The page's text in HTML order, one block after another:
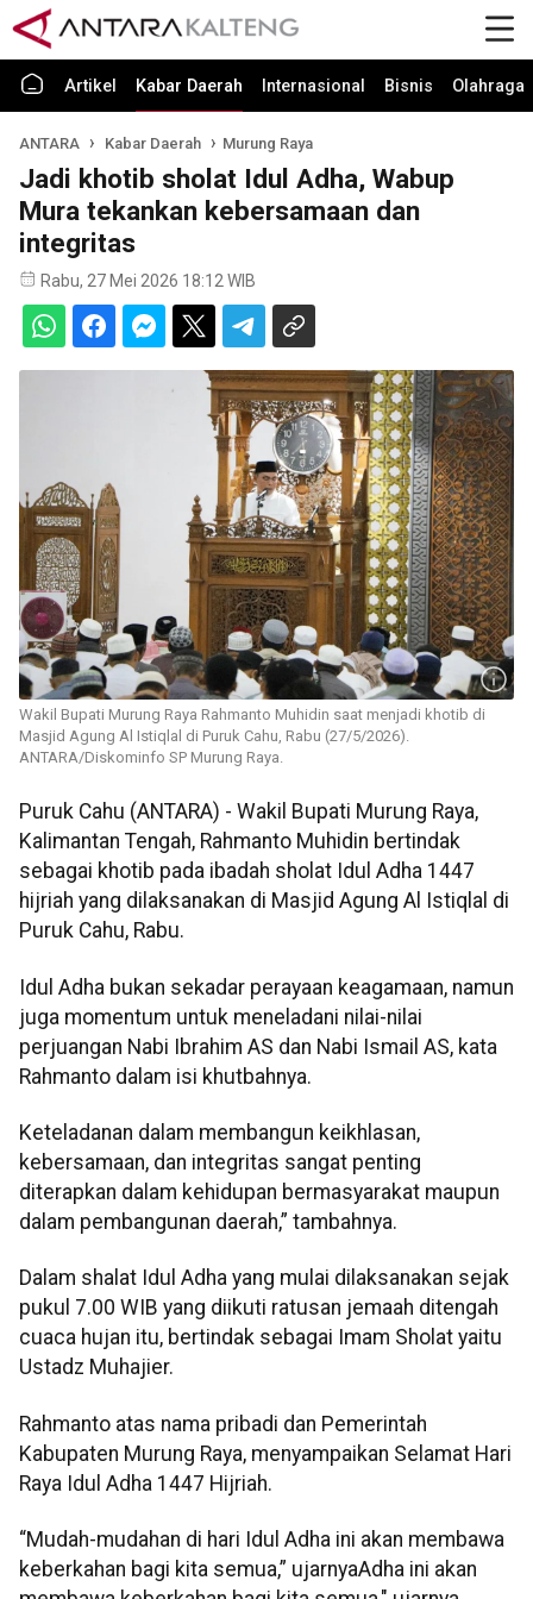
Artikel Kabar Daerah Internasional Bisnis Olahraga
ANTARA Kabar Daerah Murung Raya
Jadi khotib sholat Idul Adha, Wabup
Mura tekankan kebersamaan dan
integritas
Rabu, 27 Mei 2026 18:12 WIB
Wakil Bupati Murung Raya Rahmanto Muhidin saat menjadi khotib di
Masjid Agung Al Istiqlal di Puruk Cahu, Rabu (27/5/2026).
ANTARA/Diskominfo SP Murung Raya.
Puruk Cahu (ANTARA) - Wakil Bupati Murung Raya,
Kalimantan Tengah, Rahmanto Muhidin bertindak
sebagai khotib pada ibadah sholat Idul Adha 1447
hijriah yang dilaksanakan di Masjid Agung Al Istiqlal di
Puruk Cahu, Rabu.
Idul Adha bukan sekadar perayaan keagamaan, namun
juga momentum untuk meneladani nilai-nilai
perjuangan Nabi Ibrahim AS dan Nabi Ismail AS, kata
Rahmanto dalam isi khutbahnya.
Keteladanan dalam membangun keikhlasan,
kebersamaan, dan integritas sangat penting
diterapkan dalam kehidupan bermasyarakat maupun
dalam pembangunan daerah,” tambahnya.
Dalam shalat Idul Adha yang mulai dilaksanakan sejak
pukul 7.00 WIB yang diikuti ratusan jemaah ditengah
cuaca hujan itu, bertindak sebagai Imam Sholat yaitu
Ustadz Muhajier.
Rahmanto atas nama pribadi dan Pemerintah
Kabupaten Murung Raya, menyampaikan Selamat Hari
Raya Idul Adha 1447 Hijriah.
“Mudah-mudahan di hari Idul Adha ini akan membawa
keberkahan bagi kita semua,” ujarnyaAdha ini akan